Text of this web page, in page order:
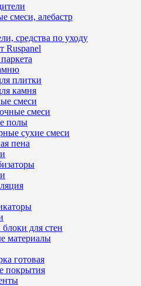
смеси, алебастр
средства по уходу
Ruspanel
плитки
камня
смеси
смеси
полы
сухие смеси
пена
для стен
материалы
готовая
покрытия